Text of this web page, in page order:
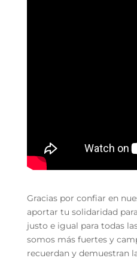
Gracias por confiar en
aportar tu solidaridad
justo e igual para todas
somos más fuertes y
recuerdan y demuestran